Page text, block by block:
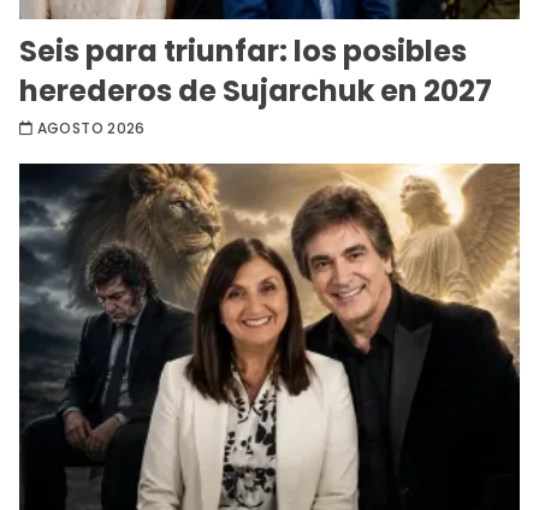
Seis para triunfar: los posibles
herederos de Sujarchuk en 2027
AGOSTO 2026